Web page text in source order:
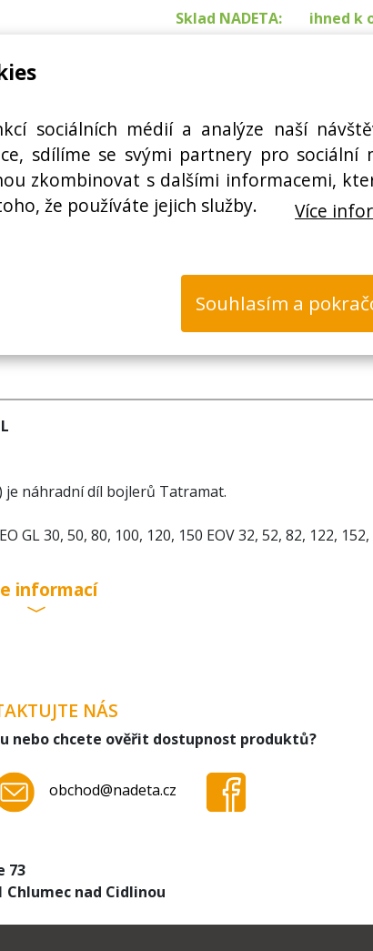
sociálních médií a analýze naší
sdílíme se svými partnery pro sociální
zkombinovat s dalšími informacemi,
že používáte jejich služby.
Více
Souhlasím a
Sklad NADETA:
ihned k
na
Cena s DPH:
Cena bez DPH:
je náhradní díl bojlerů Tatramat.
30, 50, 80, 100, 120, 150 EOV 32, 52, 82, 122, 152,
informací
NÁS
nebo chcete ověřit dostupnost produktů?
obchod@nadeta.cz
73
Chlumec nad Cidlinou